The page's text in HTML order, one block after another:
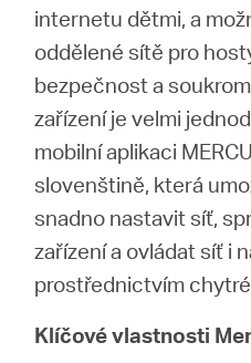
internetu dětmi, a
oddělené sítě pro
bezpečnost a
zařízení je velmi
mobilní aplikaci
slovenštině, která
snadno nastavit síť,
zařízení a ovládat síť i
prostřednictvím
Klíčové vlastnosti